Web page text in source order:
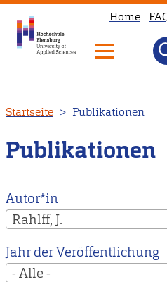
zum
Inhalt
Home
Startseite Publikationen
Publikationen
Autor*in
Rahlff, J.
Jahr der Veröffentlichung
- Alle -